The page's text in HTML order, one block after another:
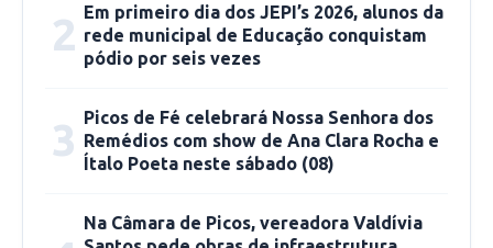
O setor público puxou o aumento da ocupação,
com cerca de 33 mil novos trabalhadores, a
assinada.
desemprego
2 Em primeiro dia dos JEPI’s 2026, alunos da
rede municipal de Educação conquistam
pódio por seis vezes
3 Picos de Fé celebrará Nossa Senhora dos
Remédios com show de Ana Clara Rocha e
Ítalo Poeta neste sábado (08)
Na Câmara de Picos, vereadora Valdívia